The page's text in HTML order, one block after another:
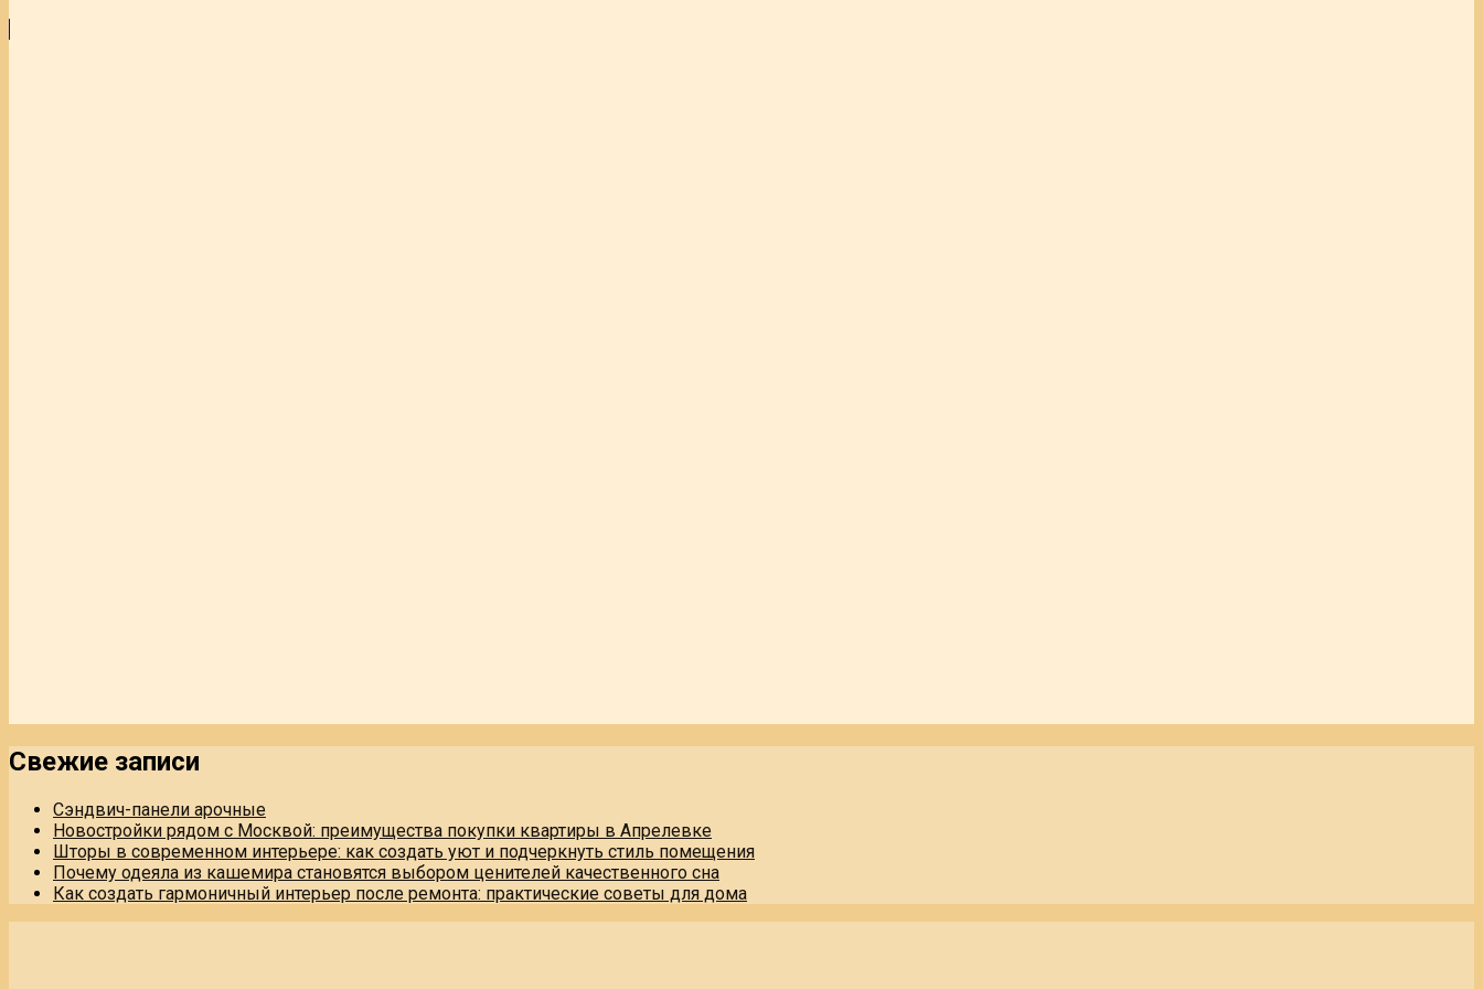
Свежие записи
Сэндвич-панели арочные
Новостройки рядом с Москвой: преимущества покупки квартиры в Апрелевке
Шторы в современном интерьере: как создать уют и подчеркнуть стиль помещения
Почему одеяла из кашемира становятся выбором ценителей качественного сна
Как создать гармоничный интерьер после ремонта: практические советы для дома